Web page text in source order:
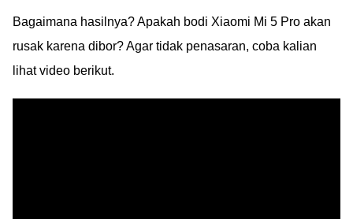
Bagaimana hasilnya? Apakah bodi Xiaomi Mi 5 Pro akan
rusak karena dibor? Agar tidak penasaran, coba kalian
lihat video berikut.